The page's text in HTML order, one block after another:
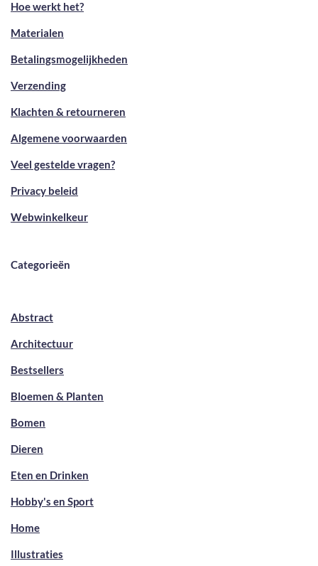
Hoe werkt het?
Materialen
Betalingsmogelijkheden
Verzending
Klachten & retourneren
Algemene voorwaarden
Veel gestelde vragen?
Privacy beleid
Webwinkelkeur
Categorieën
Abstract
Architectuur
Bestsellers
Bloemen & Planten
Bomen
Dieren
Eten en Drinken
Hobby's en Sport
Home
Illustraties